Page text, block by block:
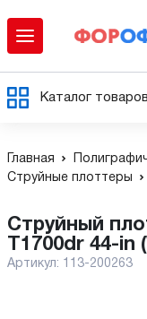
Каталог товаров
Главная
Струйные плоттеры
Струйный плоттер HP DesignJet
T1700dr 44-in
Артикул: 113-200263